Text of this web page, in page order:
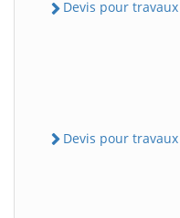
Devis pour travaux
Devis pour travaux